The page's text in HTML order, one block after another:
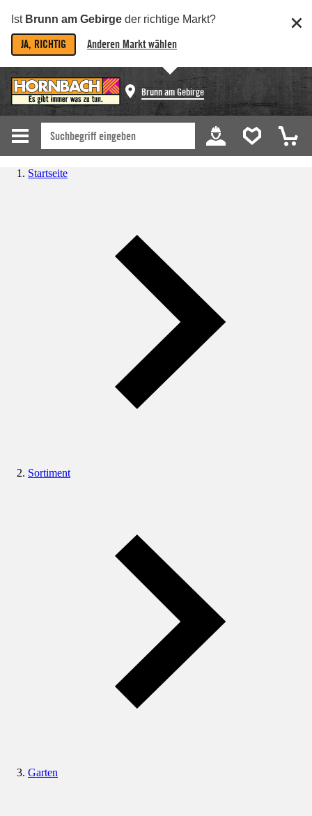
Ist Brunn am Gebirge der richtige Markt?
JA, RICHTIG Anderen Markt wählen
Brunn am Gebirge
Startseite
Sortiment
Garten